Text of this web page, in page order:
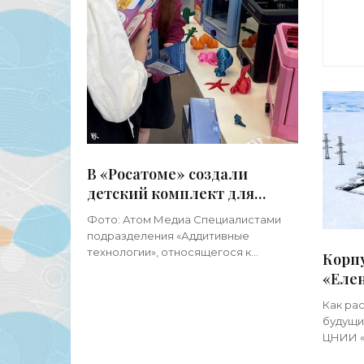
В «Росатоме» создали
детский комплект для
трехмерной печати - «3d-
принтеры»
Фото: Атом Медиа Специалистами
подразделения «Аддитивные
технологии», относящегося к
Как
ЦНИИ